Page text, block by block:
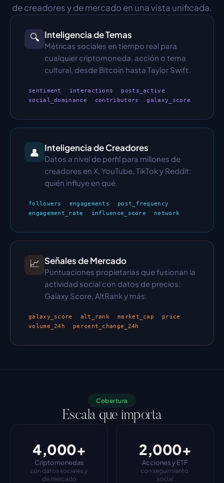
de creadores y de mercado en una vista unificada.
🔍 Inteligencia de Temas
Métricas sociales en tiempo real para
cualquier criptomoneda, acción o tema
cultural, desde Bitcoin hasta Taylor Swift.
sentiment interactions
posts_active
social_dominance
contributors galaxy_score
👤 Inteligencia de Creadores
Datos a nivel de perfil para millones de
creadores en X, YouTube, TikTok y Reddit:
quién influye en qué.
followers engagements
post_frequency
engagement_rate
influence_score network
📈 Señales de Mercado
Puntuaciones propietarias que fusionan la
actividad social con datos de precios:
Galaxy Score, AltRank y más.
galaxy_score alt_rank market_cap
price
volume_24h
percent_change_24h
Cobertura
Escala que importa
4,000+
Criptomonedas
con datos sociales y
de mercado
2,000+
Acciones y ETF
con seguimiento
social